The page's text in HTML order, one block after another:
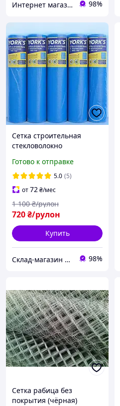
Интернет магазин Scotch-Rubin 98%
Сетка строительная
стекловолокно
5*5мм ( для наружных
работ )
Готово к отправке
5.0 (5)
от72₴/мес
720₴/рулон
1 100 ₴/рулон
Купить
Склад-магазин " Свояк " 98%
Сетка рабица без
покрытия (чёрная)